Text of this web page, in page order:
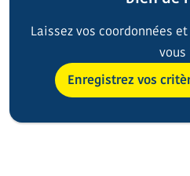
Laissez vos coordonnées
vous
Enregistrez vos